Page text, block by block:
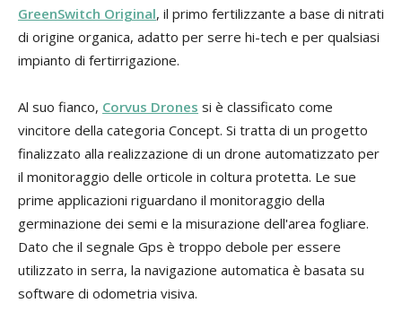
GreenSwitch Original, il primo fertilizzante a base di nitrati
di origine organica, adatto per serre hi-tech e per qualsiasi
impianto di fertirrigazione.
Al suo fianco, Corvus Drones si è classificato come
vincitore della categoria Concept. Si tratta di un progetto
finalizzato alla realizzazione di un drone automatizzato per
il monitoraggio delle orticole in coltura protetta. Le sue
prime applicazioni riguardano il monitoraggio della
germinazione dei semi e la misurazione dell'area fogliare.
Dato che il segnale Gps è troppo debole per essere
utilizzato in serra, la navigazione automatica è basata su
software di odometria visiva.